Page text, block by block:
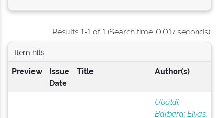
Results 1-1 of 1 (Search time: 0.017 seconds).
Item hits:
Preview
Issue
Date
Title Author(s)
Ubaldi,
Barbara;Elvas,